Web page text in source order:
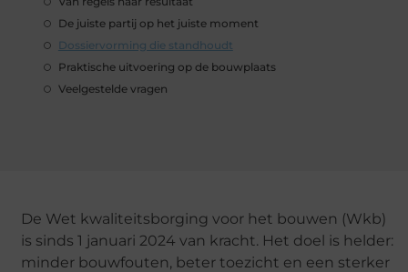
De juiste partij op het juiste moment
Dossiervorming die standhoudt
Praktische uitvoering op de bouwplaats
Veelgestelde vragen
De Wet kwaliteitsborging voor het bouwen (Wkb)
is sinds 1 januari 2024 van kracht. Het doel is helder:
minder bouwfouten, beter toezicht en een sterker